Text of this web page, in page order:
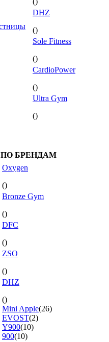
DHZ
()
Sole Fitness
()
CardioPower
()
Ultra Gym
()
ПО БРЕНДАМ
Oxygen
()
Bronze Gym
()
DFC
()
ZSO
()
DHZ
()
Mini Apple(26)
EVOST(2)
Y900(10)
900(10)